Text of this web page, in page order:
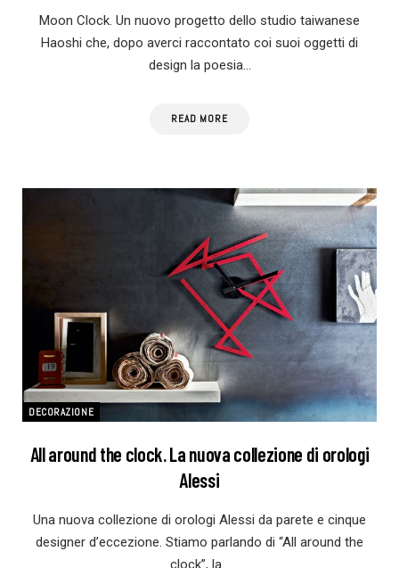
Moon Clock. Un nuovo progetto dello studio taiwanese
Haoshi che, dopo averci raccontato coi suoi oggetti di
design la poesia…
READ MORE
DECORAZIONE
All around the clock. La nuova collezione di orologi
Alessi
Una nuova collezione di orologi Alessi da parete e cinque
designer d’eccezione. Stiamo parlando di “All around the
clock”, la…